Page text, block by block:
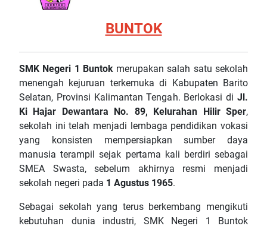
BUNTOK
SMK Negeri 1 Buntokmerupakan salah satu sekolah
menengah kejuruan terkemuka di Kabupaten Barito
Selatan, Provinsi Kalimantan Tengah. Berlokasi di Jl.
Ki Hajar Dewantara No. 89, Kelurahan Hilir Sper,
sekolah ini telah menjadi lembaga pendidikan vokasi
yang konsisten mempersiapkan sumber daya
manusia terampil sejak pertama kali berdiri sebagai
SMEA Swasta, sebelum akhirnya resmi menjadi
sekolah negeri pada 1 Agustus 1965.
Sebagai sekolah yang terus berkembang mengikuti
kebutuhan dunia industri, SMK Negeri 1 Buntok